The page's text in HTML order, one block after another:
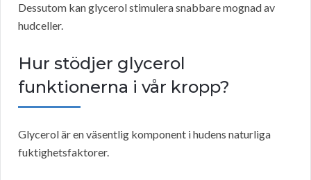
Dessutom kan glycerol stimulera snabbare mognad av
hudceller.
Hur stödjer glycerol
funktionerna i vår kropp?
Glycerol är en väsentlig komponent i hudens naturliga
fuktighetsfaktorer.